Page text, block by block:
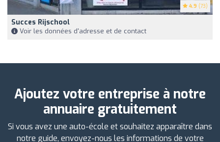
4.9 (73)
Succes Rijschool
Voir les données d'adresse et de contact
Ajoutez votre entreprise à notre
annuaire gratuitement
Si vous avez une auto-école et souhaitez apparaître dans
notre guide, envoyez-nous les informations de votre